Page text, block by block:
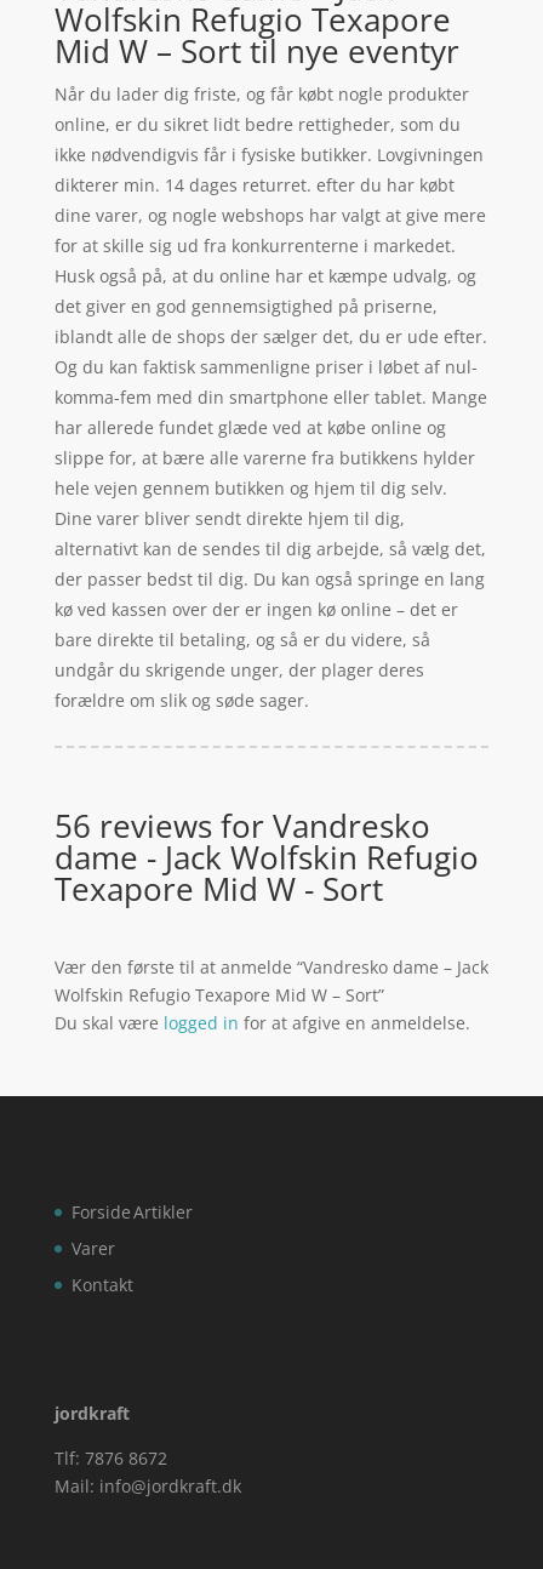
Wolfskin Refugio Texapore
Mid W – Sort til nye eventyr
Når du lader dig friste, og får købt nogle produkter
online, er du sikret lidt bedre rettigheder, som du
ikke nødvendigvis får i fysiske butikker. Lovgivningen
dikterer min. 14 dages returret. efter du har købt
dine varer, og nogle webshops har valgt at give mere
for at skille sig ud fra konkurrenterne i markedet.
Husk også på, at du online har et kæmpe udvalg, og
det giver en god gennemsigtighed på priserne,
iblandt alle de shops der sælger det, du er ude efter.
Og du kan faktisk sammenligne priser i løbet af nul-
komma-fem med din smartphone eller tablet. Mange
har allerede fundet glæde ved at købe online og
slippe for, at bære alle varerne fra butikkens hylder
hele vejen gennem butikken og hjem til dig selv.
Dine varer bliver sendt direkte hjem til dig,
alternativt kan de sendes til dig arbejde, så vælg det,
der passer bedst til dig. Du kan også springe en lang
kø ved kassen over der er ingen kø online – det er
bare direkte til betaling, og så er du videre, så
undgår du skrigende unger, der plager deres
forældre om slik og søde sager.
56 reviews forVandresko
dame - Jack Wolfskin Refugio
Texapore Mid W - Sort
Vær den første til at anmelde “Vandresko dame – Jack
Wolfskin Refugio Texapore Mid W – Sort”
Du skal være logged in for at afgive en anmeldelse.
Forside
Varer
Kontakt
Artikler
jordkraft
Tlf: 7876 8672
Mail: info@jordkraft.dk